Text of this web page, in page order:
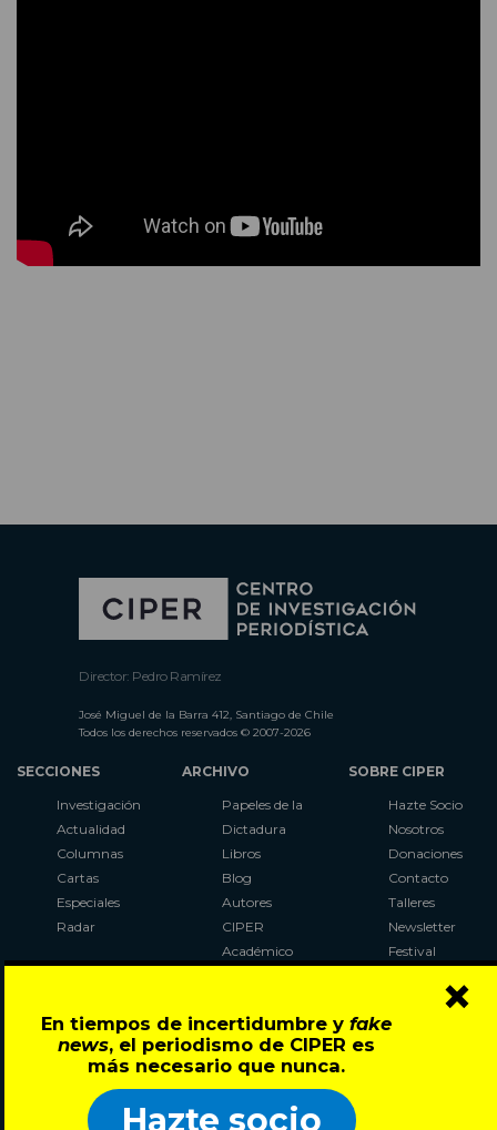
En tiempos de incertidumbre y fake
news, el periodismo de CIPER es
más necesario que nunca.
Hazte socio
×
Director: Pedro Ramírez
José Miguel de la Barra 412, Santiago de Chile
Todos los derechos reservados © 2007-2026
SECCIONES
Investigación
Actualidad
Columnas
Cartas
Especiales
Radar
ARCHIVO
Papeles de la
Dictadura
Libros
Blog
Autores
CIPER
Académico
Al Plebiscito
con CIPER
SOBRE CIPER
Hazte Socio
Nosotros
Donaciones
Contacto
Talleres
Newsletter
Festival